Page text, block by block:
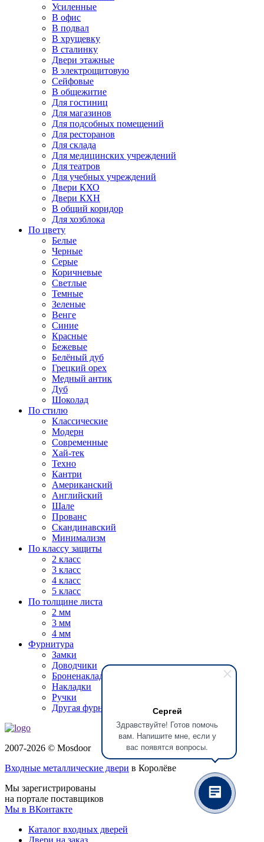
Сергей
Здравствуйте! Готов помочь
вам. Напишите мне, если у
вас появятся вопросы.
Усиленные
В офис
В подвал
В хрущевку
В сталинку
Двери этажные
В электрощитовую
Сейфовые
В общежитие
Для гостиниц
Для магазинов
Для подсобных помещений
Для ресторанов
Для склада
Для медицинских учреждений
Для театров
Для учебных учреждений
Двери КХО
Двери КХН
В общий коридор
Для хозблока
По цвету
Белые
Черные
Серые
Коричневые
Светлые
Темные
Зеленые
Венге
Синие
Красные
Бежевые
Белёный дуб
Грецкий орех
Медный антик
Дуб
Шоколад
По стилю
Классические
Модерн
Современные
Хай-тек
Техно
Кантри
Американский
Английский
Шале
Прованс
Скандинавский
Минимализм
По классу защиты
2 класс
3 класс
4 класс
5 класс
По толщине листа
2 мм
3 мм
4 мм
Фурнитура
Замки
Доводчики
Броненакладки
Накладки
Ручки
Другая фурнитура
2007-2026 © Mosdoor
Входные металлические двери в Королёве
Мы зарегистрированы
на портале поставщиков
Мы в ВКонтакте
Каталог входных дверей